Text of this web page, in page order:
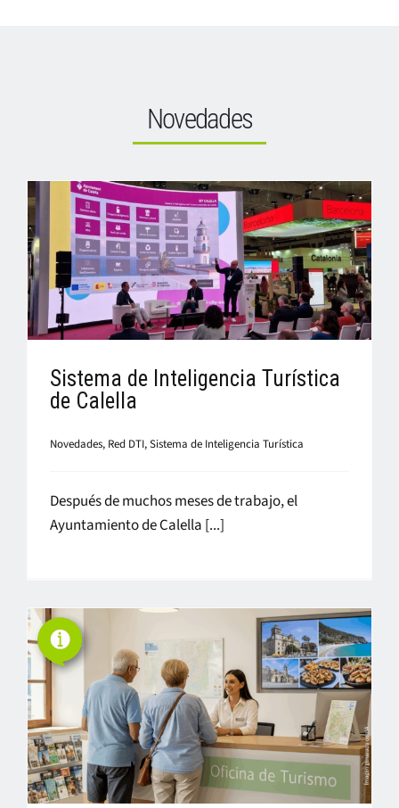
Novedades
Sistema de Inteligencia Turística
de Calella
Novedades, Red DTI,Sistema de Inteligencia Turística
Después de muchos meses de trabajo, el
Ayuntamiento de Calella [...]